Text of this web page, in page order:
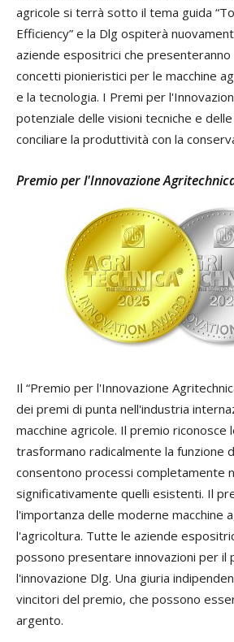
agricole si terrà sotto il tema guida
Efficiency” e la Dlg ospiterà
aziende espositrici che presenteranno
concetti pionieristici per le macchine
e la tecnologia. I Premi per
potenziale delle visioni tecniche e
conciliare la produttività con la
Premio per l'Innovazione
Il “Premio per l'Innovazione
dei premi di punta nell'industria
macchine agricole. Il premio riconosce
trasformano radicalmente la funzione
consentono processi completamente
significativamente quelli esistenti. Il
l'importanza delle moderne macchine
l'agricoltura. Tutte le aziende
possono presentare innovazioni per il
l'innovazione Dlg. Una giuria
vincitori del premio, che possono
argento.